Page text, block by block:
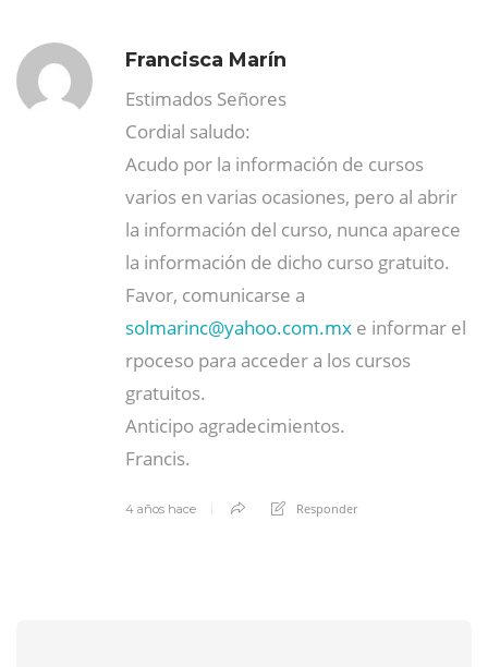
Francisca Marín
Estimados Señores
Cordial saludo:
Acudo por la información de cursos
varios en varias ocasiones, pero al abrir
la información del curso, nunca aparece
la información de dicho curso gratuito.
Favor, comunicarse a
solmarinc@yahoo.com.mx e informar el
rpoceso para acceder a los cursos
gratuitos.
Anticipo agradecimientos.
Francis.
4 años hace Responder